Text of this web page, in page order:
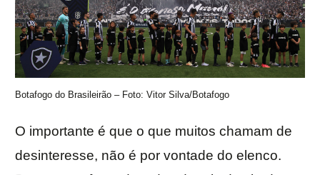
Botafogo do Brasileirão – Foto: Vitor Silva/Botafogo
O importante é que o que muitos chamam de
desinteresse, não é por vontade do elenco.